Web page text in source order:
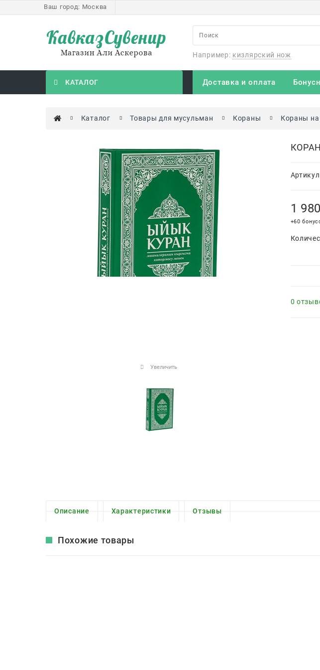
Ваш город: Москва
Например: кизлярский нож
КАТАЛОГ Доставка и оплата
Каталог Товары для мусульман Кораны Кораны
Увеличить
1 980
+60
0
Описание Характеристики Отзывы
Похожие товары